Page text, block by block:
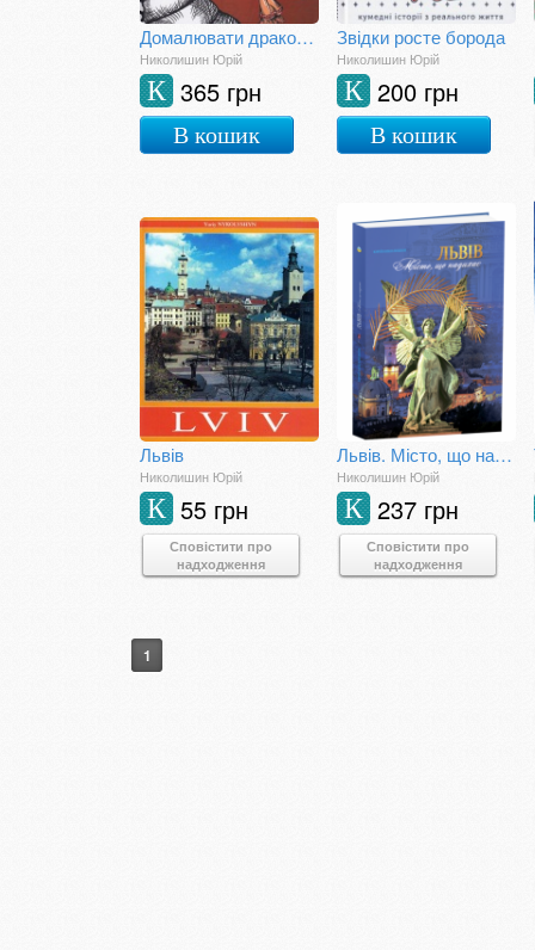
Домалювати дракону зіниці
Николишин Юрій
365 грн
К
В кошик
Звідки росте борода
Николишин Юрій
200 грн
К
В кошик
Львів
Николишин Юрій
55 грн
К
Сповістити про
надходження
Львів. Місто, що надихає
Николишин Юрій
237 грн
К
Сповістити про
надходження
1